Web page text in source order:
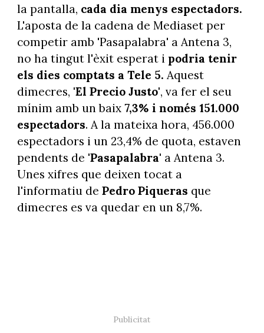
la pantalla, cada dia menys espectadors.
L'aposta de la cadena de Mediaset per
competir amb 'Pasapalabra' a Antena 3,
no ha tingut l'èxit esperat i podria tenir
els dies comptats a Tele 5. Aquest
dimecres, 'El Precio Justo', va fer el seu
mínim amb un baix 7,3% i només 151.000
espectadors. A la mateixa hora, 456.000
espectadors i un 23,4% de quota, estaven
pendents de 'Pasapalabra' a Antena 3.
Unes xifres que deixen tocat a
l'informatiu de Pedro Piqueras que
dimecres es va quedar en un 8,7%.